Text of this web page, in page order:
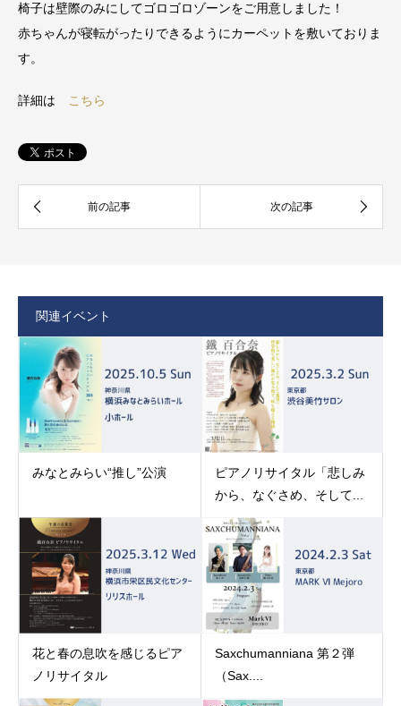
椅子は壁際のみにしてゴロゴロゾーンをご用意しました！
赤ちゃんが寝転がったりできるようにカーペットを敷いておりま
す。
詳細は こちら
関連イベント
みなとみらい“推し”公演
ピアノリサイタル「悲しみ
から、なぐさめ、そして...
花と春の息吹を感じるピア
ノリサイタル
Saxchumanniana 第２弾
（Sax....